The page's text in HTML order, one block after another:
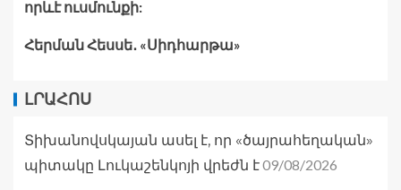
որևէ ուսմունքի:
Հերման Հեսսե․ «Սիդհարթա»
ԼՐԱՀՈՍ
Տիխանովսկայան ասել է, որ «ծայրահեղական»
պիտակը Լուկաշենկոյի վրեժն է09/08/2026